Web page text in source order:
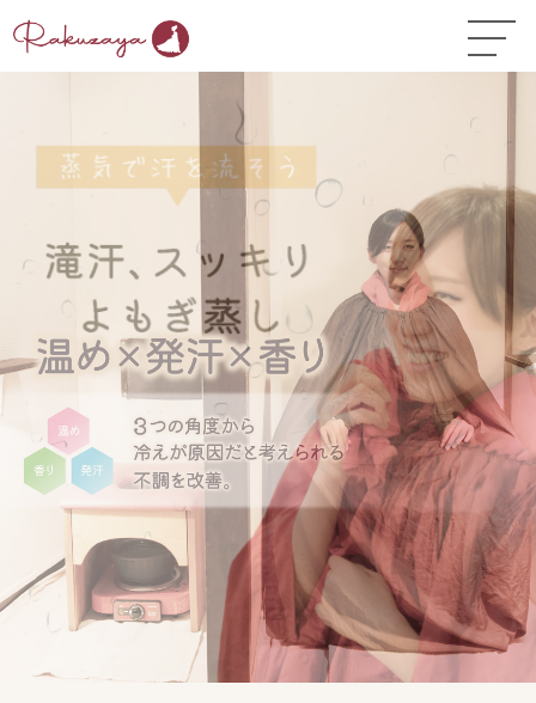
TOP
はじめての方へ
お悩み温活ガイド
▼
店舗一覧
オンラインストア▼
開業サポート▼